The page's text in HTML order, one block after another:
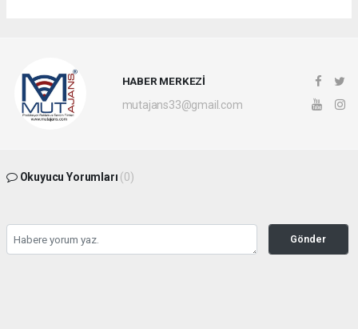
HABER MERKEZİ
mutajans33@gmail.com
Okuyucu Yorumları (0)
Gönder